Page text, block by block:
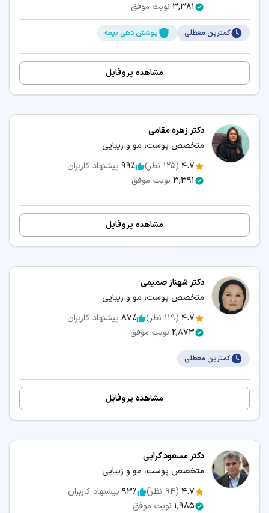
3,381 نوبت موفق
کمترین معطلی پوشش دهی بیمه
مشاهده پروفایل
دکتر زهره مقامی
متخصص پوست، مو و زیبایی
4.7
(
125 نظر) 99٪ پیشنهاد کاربران
3,391 نوبت موفق
مشاهده پروفایل
دکتر شهناز صمیمی
متخصص پوست، مو و زیبایی
4.7
(
119 نظر) 87٪ پیشنهاد کاربران
2,873 نوبت موفق
کمترین معطلی
مشاهده پروفایل
دکتر مسعود کرایی
متخصص پوست، مو و زیبایی
4.7
(
94 نظر) 93٪ پیشنهاد کاربران
1,985 نوبت موفق